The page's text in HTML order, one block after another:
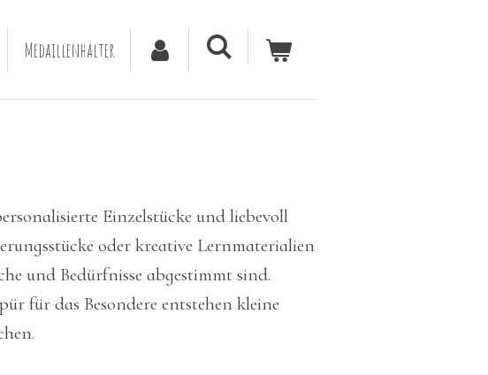
Medaillenhalter
Einzelstücke und liebevoll
oder kreative Lernmaterialien
und Bedürfnisse abgestimmt sind.
für das Besondere entstehen kleine